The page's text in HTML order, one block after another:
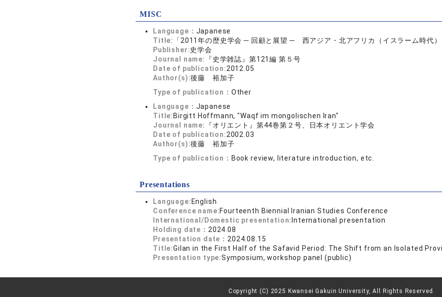
MISC
Language： Japanese
Title:
「2011年の歴史学会 ─ 回顧と展望 ─ 西アジア・北アフリカ（イスラーム時代）
Publisher:史学会
Journal name:
『史学雑誌』第121編 第５号
Date of publication:2012.05
Author(s):後藤 裕加子
Type of publication： Other
Language： Japanese
Title: Birgitt Hoffmann, "Waqf im mongolischen Iran"
Journal name:
『オリエント』第44巻第２号、日本オリエント学会
Date of publication:2002.03
Author(s):後藤 裕加子
Type of publication： Book review, literature introduction, etc.
Presentations
Language: English
Conference name:Fourteenth Biennial Iranian Studies Conference
International/Domestic presentation: International presentation
Holding date： 2024.08
Presentation date： 2024.08.15
Title:Gilan in the First Half of the Safavid Period: The Shift from an Isolated
Presentation type:Symposium, workshop panel (public)
Copyright (C) 2025 Kwansei Gakuin University, All Rights Reserved.